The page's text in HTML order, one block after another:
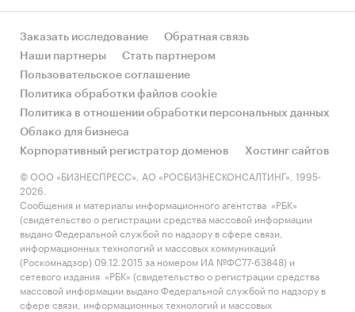
Заказать исследование
Обратная связь
Наши партнеры
Стать партнером
Пользовательское соглашение
Политика обработки файлов cookie
Политика в отношении обработки персональных данных
Облако для бизнеса
Корпоративный регистратор доменов
Хостинг сайтов
© ООО «БИЗНЕСПРЕСС», АО «РОСБИЗНЕСКОНСАЛТИНГ», 1995-
2026.
Сообщения и материалы информационного агентства «РБК»
(свидетельство о регистрации средства массовой информации
выдано Федеральной службой по надзору в сфере связи,
информационных технологий и массовых коммуникаций
(Роскомнадзор) 09.12.2015 за номером ИА №ФС77-63848) и
сетевого издания «РБК» (свидетельство о регистрации средства
массовой информации выдано Федеральной службой по надзору в
сфере связи, информационных технологий и массовых